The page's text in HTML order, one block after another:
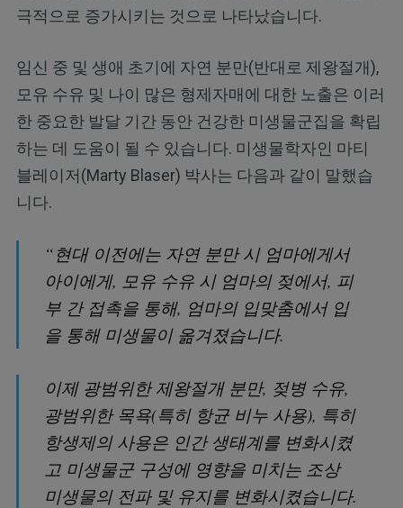
극적으로 증가시키는 것으로 나타났습니다.
임신 중 및 생애 초기에 자연 분만(반대로 제왕절개),
모유 수유 및 나이 많은 형제자매에 대한 노출은 이러
한 중요한 발달 기간 동안 건강한 미생물군집을 확립
하는 데 도움이 될 수 있습니다. 미생물학자인 마티
블레이저(Marty Blaser) 박사는 다음과 같이 말했습
니다.
“현대 이전에는 자연 분만 시 엄마에게서
아이에게, 모유 수유 시 엄마의 젖에서, 피
부 간 접촉을 통해, 엄마의 입맞춤에서 입
을 통해 미생물이 옮겨졌습니다.
이제 광범위한 제왕절개 분만, 젖병 수유,
광범위한 목욕(특히 항균 비누 사용), 특히
항생제의 사용은 인간 생태계를 변화시켰
고 미생물군 구성에 영향을 미치는 조상
미생물의 전파 및 유지를 변화시켰습니다.